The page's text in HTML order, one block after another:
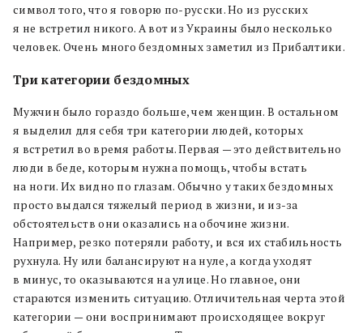
символ того, что я говорю по-русски. Но из русских
я не встретил никого. А вот из Украины было несколько
человек. Очень много бездомных заметил из Прибалтики.
Три категории бездомных
Мужчин было гораздо больше, чем женщин. В остальном
я выделил для себя три категории людей, которых
я встретил во время работы. Первая — это действительно
люди в беде, которым нужна помощь, чтобы встать
на ноги. Их видно по глазам. Обычно у таких бездомных
просто выдался тяжелый период в жизни, и из-за
обстоятельств они оказались на обочине жизни.
Например, резко потеряли работу, и вся их стабильность
рухнула. Ну или балансируют на нуле, а когда уходят
в минус, то оказываются на улице. Но главное, они
стараются изменить ситуацию. Отличительная черта этой
категории — они воспринимают происходящее вокруг